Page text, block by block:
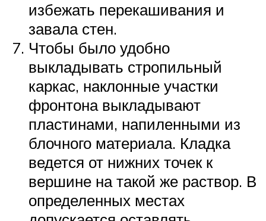
избежать перекашивания и
завала стен.
Чтобы было удобно
выкладывать стропильный
каркас, наклонные участки
фронтона выкладывают
пластинами, напиленными из
блочного материала. Кладка
ведется от нижних точек к
вершине на такой же раствор. В
определенных местах